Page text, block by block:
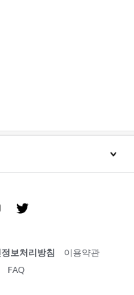
Twitter
보처리방침
이용약관
FAQ